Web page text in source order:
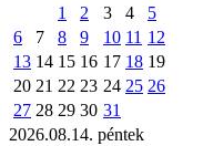
1
2 3 4
5
6
7 8 9 10 11 12
13 14 15 16 17 18 19
20 21 22 23 24 25 26
27 28 29 30 31
2026.08.14. péntek